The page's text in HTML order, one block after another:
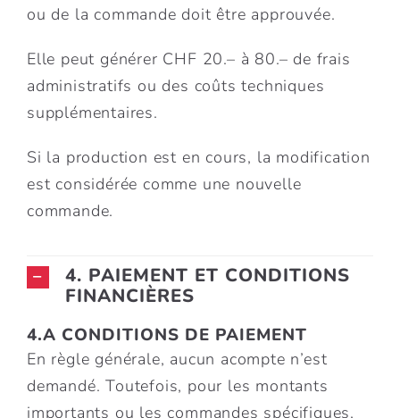
ou de la commande doit être approuvée.
Elle peut générer CHF 20.– à 80.– de frais
administratifs ou des coûts techniques
supplémentaires.
Si la production est en cours, la modification
est considérée comme une nouvelle
commande.
4. PAIEMENT ET CONDITIONS
FINANCIÈRES
4.A CONDITIONS DE PAIEMENT
En règle générale, aucun acompte n’est
demandé. Toutefois, pour les montants
importants ou les commandes spécifiques,